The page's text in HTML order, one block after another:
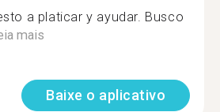
a platicar y ayudar. Busco
mais
Baixe o aplicativo